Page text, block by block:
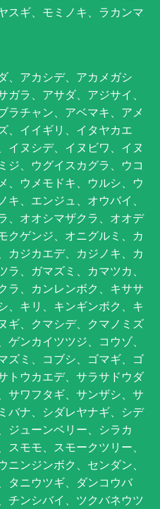
スギ、モミノキ、ラカンマ
、アカシデ、アカメガシ
ラ、アサダ、アジサイ、
ラチャン、アベマキ、アメ
、イイギリ、イタヤカエ
イヌシデ、イヌビワ、イヌ
ジ、ウグイスカグラ、ウコ
、ウメモドキ、ウルシ、ウ
、エンジュ、オウバイ、
、オオシマザクラ、オオデ
クゲンジ、オニグルミ、カ
カジカエデ、カジノキ、カ
、ガマズミ、カマツカ、
ラ、カンレンボク、キササ
、キリ、キンギンボク、キ
ギ、クマシデ、クマノミズ
ンカイツツジ、コウゾ、
ズミ、コブシ、ゴマギ、ゴ
トウカエデ、サラサドウダ
サワフタギ、サンザシ、サ
バナ、シダレヤナギ、シデ
ジューンベリー、シラカ
モモ、スモークツリー、
ンジンボク、センダン、
タニウツギ、ダンコウバ
チンシバイ、ツクバネウツ